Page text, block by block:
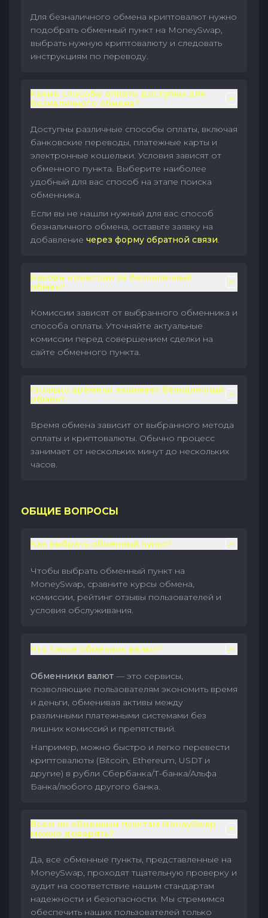
Для безналичного обмена криптовалют нужно
подобрать обменный пункт на MoneySwap,
выбрать нужную криптовалюту и следовать
инструкциям по переводу.
Какие способы оплаты доступны для
безналичного обмена?
Доступны различные способы оплаты, включая
банковские переводы, платежные карты и
электронные кошельки. Условия зависят от
обменного пункта. Выберите наиболее
удобный для вас способ на этапе поиска
обменника.
Если вы не нашли нужный для вас способ
безналичного обмена, оставьте заявку на
добавление через форму обратной связи.
Каковы комиссии за безналичный
обмен?
Комиссии зависят от выбранного обменника и
способа оплаты. Уточняйте актуальные
комиссии перед совершением сделки на
сайте обменного пункта.
Сколько времени занимает безналичный
обмен?
Время обмена зависит от выбранного метода
оплаты и криптовалюты. Обычно процесс
занимает от нескольких минут до нескольких
часов.
ОБЩИЕ ВОПРОСЫ
Как выбрать обменный пункт?
Чтобы выбрать обменный пункт на
MoneySwap, сравните курсы обмена,
комиссии, рейтинг отзывы пользователей и
условия обслуживания.
Что такое обменник валют?
Обменники валют — это сервисы,
позволяющие пользователям экономить время
и деньги, обменивая активы между
различными платежными системами без
лишних комиссий и препятствий.
Например, можно быстро и легко перевести
криптовалюты (Bitcoin, Ethereum, USDT и
другие) в рубли Сбербанка/Т-банка/Альфа
Банка/любого другого банка.
Всем ли обменным пунктам MoneySwap
можно доверять?
Да, все обменные пункты, представленные на
MoneySwap, проходят тщательную проверку и
аудит на соответствие нашим стандартам
надежности и безопасности. Мы стремимся
обеспечить наших пользователей только